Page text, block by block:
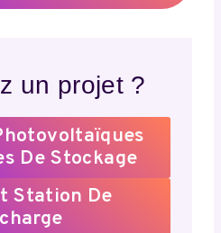
un projet ?
De Stockage
Station De